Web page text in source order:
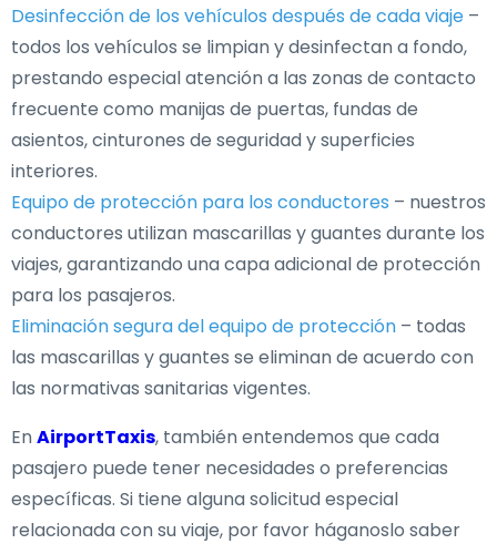
Desinfección de los vehículos después de cada viaje –
todos los vehículos se limpian y desinfectan a fondo,
prestando especial atención a las zonas de contacto
frecuente como manijas de puertas, fundas de
asientos, cinturones de seguridad y superficies
interiores.
Equipo de protección para los conductores – nuestros
conductores utilizan mascarillas y guantes durante los
viajes, garantizando una capa adicional de protección
para los pasajeros.
Eliminación segura del equipo de protección – todas
las mascarillas y guantes se eliminan de acuerdo con
las normativas sanitarias vigentes.
EnAirportTaxis, también entendemos que cada
pasajero puede tener necesidades o preferencias
específicas. Si tiene alguna solicitud especial
relacionada con su viaje, por favor háganoslo saber